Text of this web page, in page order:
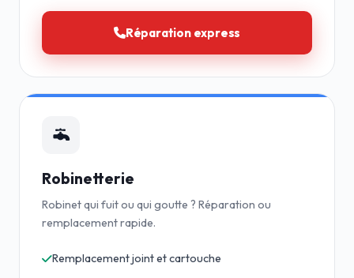
Réparation express
Robinetterie
Robinet qui fuit ou qui goutte ? Réparation ou
remplacement rapide.
Remplacement joint et cartouche